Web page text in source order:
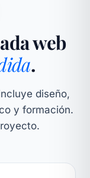
web
.
diseño,
y formación.